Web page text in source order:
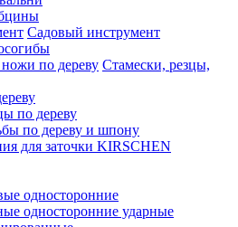
Садовый инструмент
Стамески, резцы,
по дереву
по дереву и шпону
для заточки KIRSCHEN
односторонние
односторонние ударные